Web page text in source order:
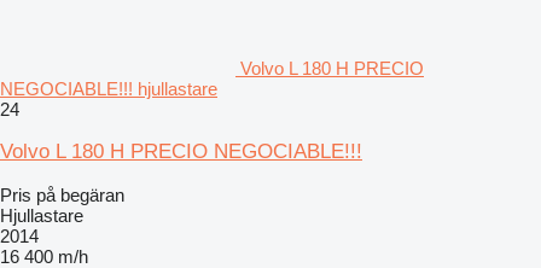
Volvo L 180 H PRECIO
NEGOCIABLE!!! hjullastare
24
Volvo L 180 H PRECIO NEGOCIABLE!!!
Pris på begäran
Hjullastare
2014
16 400 m/h